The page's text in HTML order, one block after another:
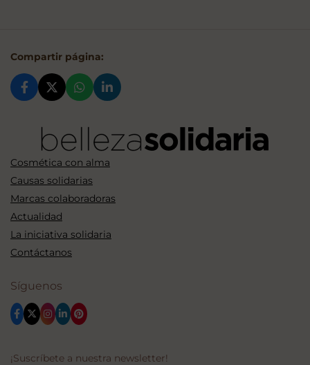
Compartir página:
Cosmética con alma
Causas solidarias
Marcas colaboradoras
Actualidad
La iniciativa solidaria
Contáctanos
Síguenos
¡Suscríbete a nuestra newsletter!